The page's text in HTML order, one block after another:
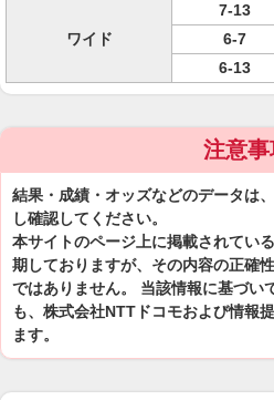
ワイド
7-13
6-7
6-13
注意事
結果・成績・オッズなどのデータは
し確認してください。
本サイトのページ上に掲載されてい
期しておりますが、その内容の正確
ではありません。 当該情報に基づい
も、株式会社NTTドコモおよび情報
ます。